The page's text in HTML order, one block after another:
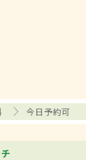
今日予約可